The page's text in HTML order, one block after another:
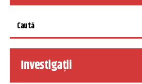
Investigații